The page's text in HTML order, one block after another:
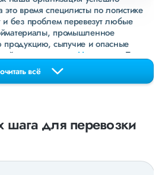
время специлисты по логистике
без проблем перевезут любые
промышленное
сыпучие и опасные
в раздел
«Наш опыт»
. Там
которые обновляются несколько
мы запустили новые
. Предоставляем все стандартные
клиентом закреплен менеджер,
статусе вашего груза. Чтобы
заполните форму на
всё
шага для перевозки